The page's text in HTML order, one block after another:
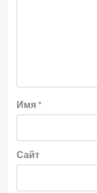
Имя *
Сайт